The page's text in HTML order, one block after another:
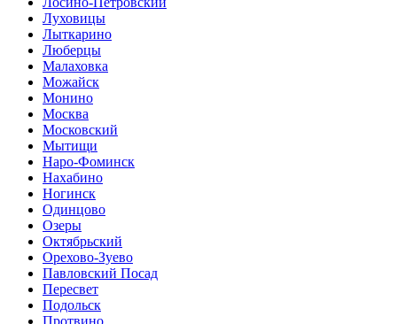
Луховицы
Лыткарино
Люберцы
Малаховка
Можайск
Монино
Москва
Московский
Мытищи
Наро-Фоминск
Нахабино
Ногинск
Одинцово
Озеры
Октябрьский
Орехово-Зуево
Павловский Посад
Пересвет
Подольск
Протвино